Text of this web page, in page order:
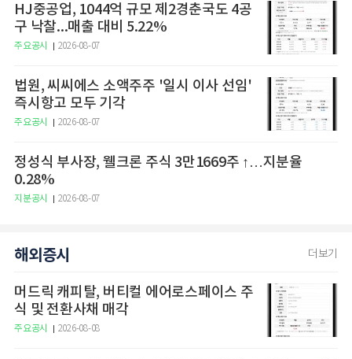
HJ중공업, 1044억 규모 제2경춘국도 4공
구 낙찰...매출 대비 5.22%
주요공시 2026-08-07
법원, 씨씨에스 소액주주 '일시 이사 선임'
즉시항고 모두 기각
주요공시 2026-08-07
정성식 부사장, 웰크론 주식 3만1669주 ↑…지분율
0.28%
지분공시 2026-08-07
해외증시 더보기
머드릭 캐피탈, 버티컬 에어로스페이스 주
식 및 전환사채 매각
주요공시 2026-08-08